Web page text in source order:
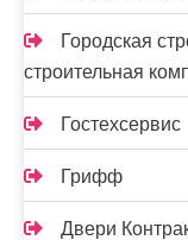
Городская
строительная
Гостехсервис
Грифф
Двери